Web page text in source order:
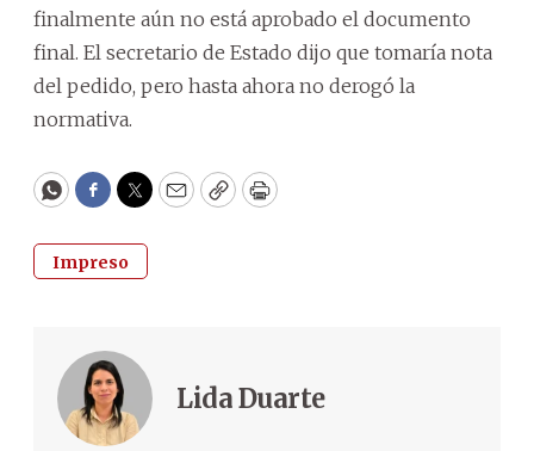
finalmente aún no está aprobado el documento
final. El secretario de Estado dijo que tomaría nota
del pedido, pero hasta ahora no derogó la
normativa.
WhatsApp
Facebook
Twitter
EmailCopyPrint
Impreso
Lida Duarte